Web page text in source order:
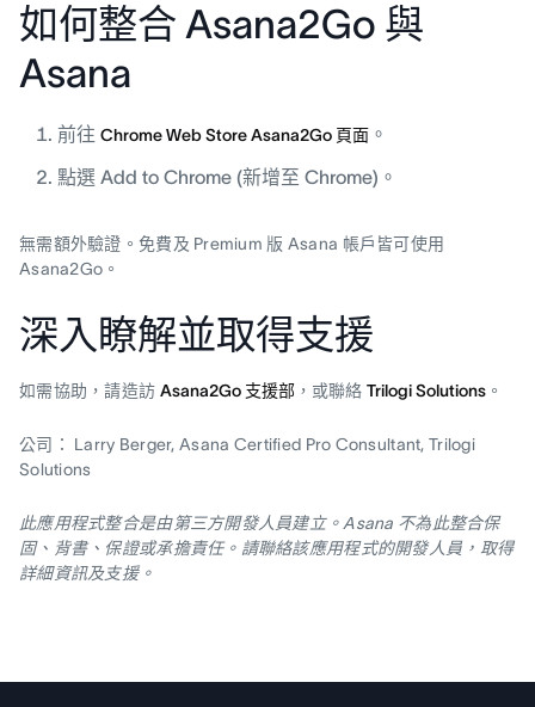
如何整合 Asana2Go 與
Asana
前往 Chrome Web Store Asana2Go 頁面 。
點選 Add to Chrome (新增至 Chrome)。
無需額外驗證。免費及 Premium 版 Asana 帳戶皆可使用
Asana2Go。
深入瞭解並取得支援
如需協助，請造訪 Asana2Go 支援部，或聯絡 Trilogi Solutions。
公司： Larry Berger, Asana Certified Pro Consultant, Trilogi
Solutions
此應用程式整合是由第三方開發人員建立。Asana 不為此整合保
固、背書、保證或承擔責任。請聯絡該應用程式的開發人員，取得
詳細資訊及支援。